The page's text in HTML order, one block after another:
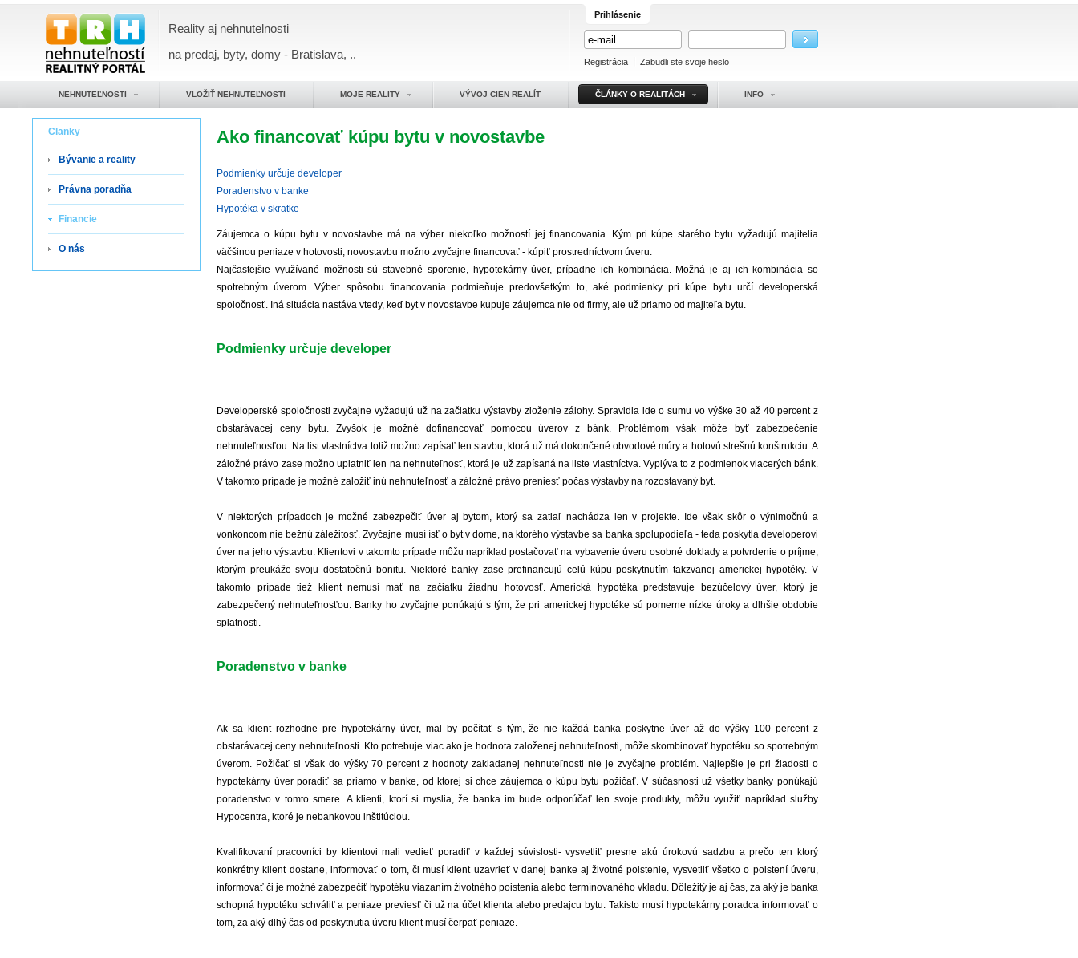
Reality aj nehnutelnosti
na predaj, byty, domy - Bratislava, ..
Prihlásenie
Registrácia Zabudli ste svoje heslo
NEHNUTEĽNOSTI VLOŽIŤ NEHNUTEĽNOSTI MOJE REALITY VÝVOJ CIEN REALÍT ČLÁNKY O REALITÁCH INFO
Clanky
Bývanie a reality
Právna poradňa
Financie
O nás
Ako financovať kúpu bytu v novostavbe
Podmienky určuje developer
Poradenstvo v banke
Hypotéka v skratke
Záujemca o kúpu bytu v novostavbe má na výber niekoľko možností jej financovania. Kým pri kúpe starého bytu vyžadujú majitelia
väčšinou peniaze v hotovosti, novostavbu možno zvyčajne financovať - kúpiť prostredníctvom úveru.
Najčastejšie využívané možnosti sú stavebné sporenie, hypotekárny úver, prípadne ich kombinácia. Možná je aj ich kombinácia so
spotrebným úverom. Výber spôsobu financovania podmieňuje predovšetkým to, aké podmienky pri kúpe bytu určí developerská
spoločnosť. Iná situácia nastáva vtedy, keď byt v novostavbe kupuje záujemca nie od firmy, ale už priamo od majiteľa bytu.
Podmienky určuje developer
Developerské spoločnosti zvyčajne vyžadujú už na začiatku výstavby zloženie zálohy. Spravidla ide o sumu vo výške 30 až 40 percent z
obstarávacej ceny bytu. Zvyšok je možné dofinancovať pomocou úverov z bánk. Problémom však môže byť zabezpečenie
nehnuteľnosťou. Na list vlastníctva totiž možno zapísať len stavbu, ktorá už má dokončené obvodové múry a hotovú strešnú konštrukciu. A
záložné právo zase možno uplatniť len na nehnuteľnosť, ktorá je už zapísaná na liste vlastníctva. Vyplýva to z podmienok viacerých bánk.
V takomto prípade je možné založiť inú nehnuteľnosť a záložné právo preniesť počas výstavby na rozostavaný byt.
V niektorých prípadoch je možné zabezpečiť úver aj bytom, ktorý sa zatiaľ nachádza len v projekte. Ide však skôr o výnimočnú a
vonkoncom nie bežnú záležitosť. Zvyčajne musí ísť o byt v dome, na ktorého výstavbe sa banka spolupodieľa - teda poskytla developerovi
úver na jeho výstavbu. Klientovi v takomto prípade môžu napríklad postačovať na vybavenie úveru osobné doklady a potvrdenie o príjme,
ktorým preukáže svoju dostatočnú bonitu. Niektoré banky zase prefinancujú celú kúpu poskytnutím takzvanej americkej hypotéky. V
takomto prípade tiež klient nemusí mať na začiatku žiadnu hotovosť. Americká hypotéka predstavuje bezúčelový úver, ktorý je
zabezpečený nehnuteľnosťou. Banky ho zvyčajne ponúkajú s tým, že pri americkej hypotéke sú pomerne nízke úroky a dlhšie obdobie
splatnosti.
Poradenstvo v banke
Ak sa klient rozhodne pre hypotekárny úver, mal by počítať s tým, že nie každá banka poskytne úver až do výšky 100 percent z
obstarávacej ceny nehnuteľnosti. Kto potrebuje viac ako je hodnota založenej nehnuteľnosti, môže skombinovať hypotéku so spotrebným
úverom. Požičať si však do výšky 70 percent z hodnoty zakladanej nehnuteľnosti nie je zvyčajne problém. Najlepšie je pri žiadosti o
hypotekárny úver poradiť sa priamo v banke, od ktorej si chce záujemca o kúpu bytu požičať. V súčasnosti už všetky banky ponúkajú
poradenstvo v tomto smere. A klienti, ktorí si myslia, že banka im bude odporúčať len svoje produkty, môžu využiť napríklad služby
Hypocentra, ktoré je nebankovou inštitúciou.
Kvalifikovaní pracovníci by klientovi mali vedieť poradiť v každej súvislosti- vysvetliť presne akú úrokovú sadzbu a prečo ten ktorý
konkrétny klient dostane, informovať o tom, či musí klient uzavrieť v danej banke aj životné poistenie, vysvetliť všetko o poistení úveru,
informovať či je možné zabezpečiť hypotéku viazaním životného poistenia alebo termínovaného vkladu. Dôležitý je aj čas, za aký je banka
schopná hypotéku schváliť a peniaze previesť či už na účet klienta alebo predajcu bytu. Takisto musí hypotekárny poradca informovať o
tom, za aký dlhý čas od poskytnutia úveru klient musí čerpať peniaze.